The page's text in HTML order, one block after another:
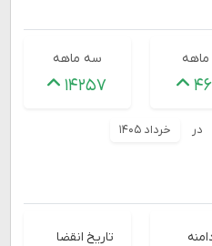
ماهه سه ماهه
۱۴۲۵۷
در خرداد ۱۴۰۵
تاریخ انقضا